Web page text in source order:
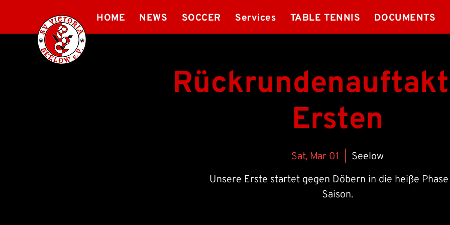
Ersten
Sat, Mar 01
Seelow
Unsere Erste startet gegen Döbern in die heiße
Saison.
HOME NEWS SOCCER Services TABLE TENNIS DOCUMENTS